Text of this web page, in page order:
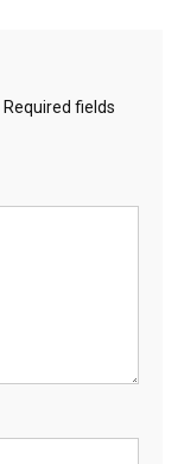
Required fields